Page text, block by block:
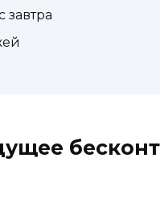
завтра